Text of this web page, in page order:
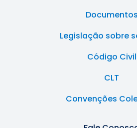
Documentos
Legislação sobre
Código Civil
CLT
Convenções